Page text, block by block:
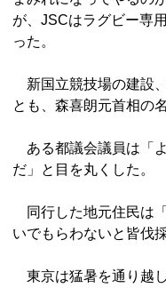
が、JSCはラグビー専
った。
新国立競技場の建設
とも、森喜朗元首相の
ある都議会議員は「
だ」と目を丸くした。
同行した地元住民は
いでもらわないと皆伐
東京は猛暑を通り越